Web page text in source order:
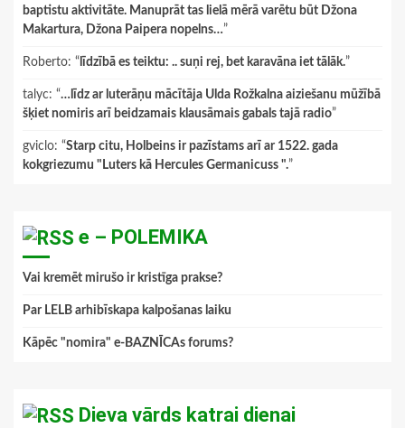
baptistu aktivitāte. Manuprāt tas lielā mērā varētu būt Džona
Makartura, Džona Paipera nopelns…”
Roberto: “ līdzībā es teiktu: .. suņi rej, bet karavāna iet tālāk.”
talyc: “…līdz ar luterāņu mācītāja Ulda Rožkalna aiziešanu mūžībā
šķiet nomiris arī beidzamais klausāmais gabals tajā radio”
gviclo: “Starp citu, Holbeins ir pazīstams arī ar 1522. gada
kokgriezumu "Luters kā Hercules Germanicuss ".”
e – POLEMIKA
Vai kremēt mirušo ir kristīga prakse?
Par LELB arhibīskapa kalpošanas laiku
Kāpēc "nomira" e-BAZNĪCAs forums?
Dieva vārds katrai dienai